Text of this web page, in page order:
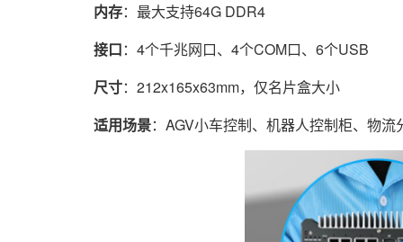
内存：最大支持64G DDR4
接口：4个千兆网口、4个COM口、6个USB
尺寸：212x165x63mm，仅名片盒大小
适用场景：AGV小车控制、机器人控制柜、物流